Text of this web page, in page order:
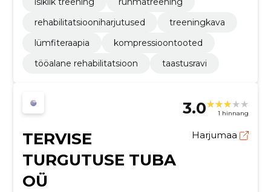
rehabilitatsiooniharjutused
treeningkava
lümfiteraapia
kompressioontooted
tööalane rehabilitatsioon
taastusravi
3.0 1 hinnang
TERVISE
TURGUTUSE TUBA
OÜ
Harjumaa